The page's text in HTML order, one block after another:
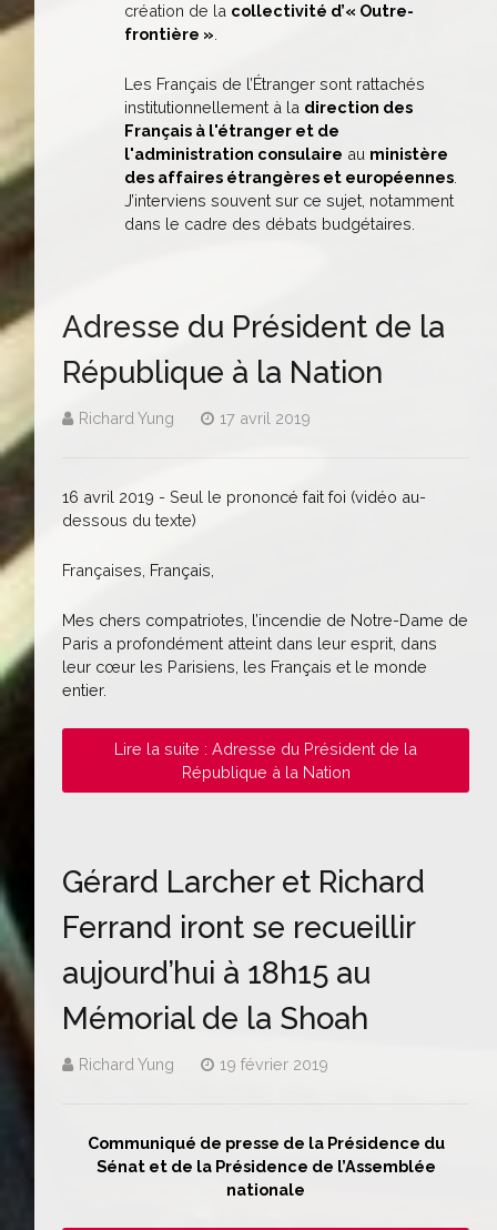
création de la collectivité d’« Outre-
frontière »
Les Français de l’Étranger sont rattachés
institutionnellement à la direction des
Français à l'étranger et de
l'administration consulaire au ministère
des affaires étrangères et européennes
J’interviens souvent sur ce sujet, notamment
dans le cadre des débats budgétaires.
Adresse du Président de la
République à la Nation
Richard Yung 17 avril 2019
16 avril 2019 - Seul le prononcé fait foi (vidéo au-
dessous du texte)
Françaises, Français,
Mes chers compatriotes, l’incendie de Notre-Dame de
Paris a profondément atteint dans leur esprit, dans
leur cœur les Parisiens, les Français et le monde
entier.
Lire la suite : Adresse du Président de la
République à la Nation
Gérard Larcher et Richard
Ferrand iront se recueillir
aujourd’hui à 18h15 au
Mémorial de la Shoah
Richard Yung 19 février 2019
Communiqué de presse de la Présidence du
Sénat et de la Présidence de l’Assemblée
nationale